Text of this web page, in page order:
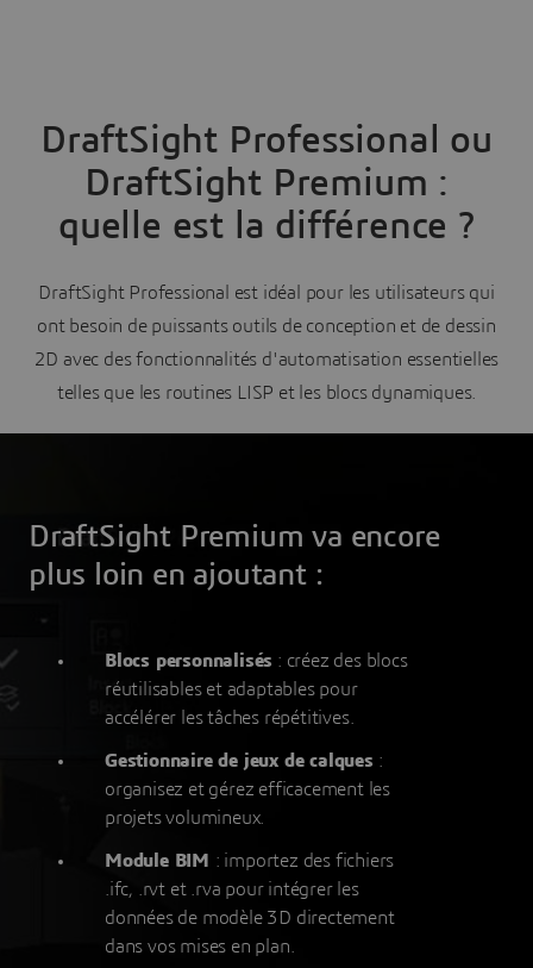
DraftSight Professional ou
DraftSight Premium :
quelle est la différence ?
DraftSight Professional est idéal pour les utilisateurs qui
ont besoin de puissants outils de conception et de dessin
2D avec des fonctionnalités d'automatisation essentielles
telles que les routines LISP et les blocs dynamiques.
DraftSight Premium va encore
plus loin en ajoutant :
Blocs personnalisés : créez des blocs
réutilisables et adaptables pour
accélérer les tâches répétitives.
Gestionnaire de jeux de calques :
organisez et gérez efficacement les
projets volumineux.
Module BIM : importez des fichiers
.ifc, .rvt et .rva pour intégrer les
données de modèle 3D directement
dans vos mises en plan.